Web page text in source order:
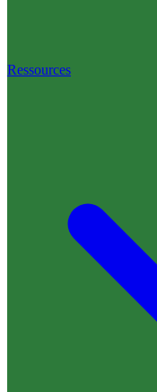
Ressources